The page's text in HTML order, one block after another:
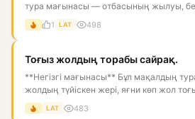
тура мағынасы — отбасының жылуы,
үйдің ош...
1 LAT 498
Тоғыз жолдың торабы сайрақ.
**Негізгі мағынасы** Бұл мақалдың
жолдың түйіскен жері, яғни көп жол
мағына...
LAT 483